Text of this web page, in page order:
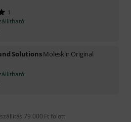
1
SolutionsMoleskin Original
79 000 Ft fölött